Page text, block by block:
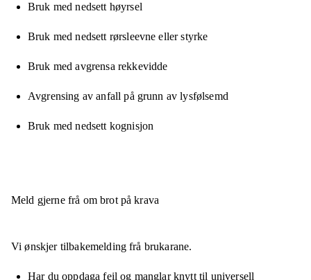
Bruk med nedsett høyrsel
Bruk med nedsett rørsleevne eller styrke
Bruk med avgrensa rekkevidde
Avgrensing av anfall på grunn av lysfølsemd
Bruk med nedsett kognisjon
Meld gjerne frå om brot på krava
Vi ønskjer tilbakemelding frå brukarane.
Har du oppdaga feil og manglar knytt til universell